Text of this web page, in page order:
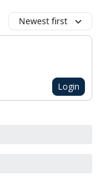
Newest first
Login